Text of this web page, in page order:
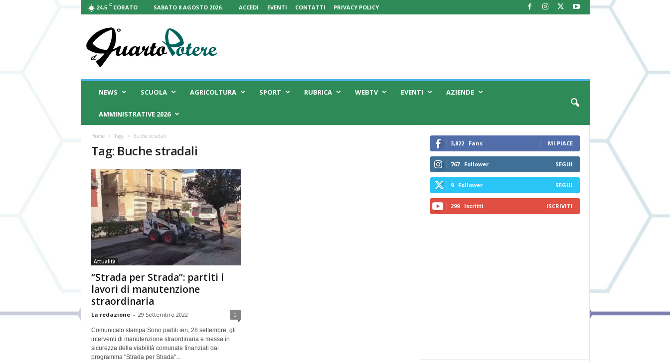
24.5 C CORATO SABATO 8 AGOSTO 2026. ACCEDI EVENTI CONTATTI PRIVACY POLICY
Q
NEWS SCUOLA AGRICOLTURA SPORT RUBRICA WEBTV EVENTI AZIENDE
AMMINISTRATIVE 2026
Home Tags Buche stradali
Tag: Buche stradali
Attualità
“Strada per Strada”: partiti i
lavori di manutenzione
straordinaria
La redazione - 29 Settembre 2022 0
Comunicato stampa Sono partiti ieri, 28 settembre, gli
interventi di manutenzione straordinaria e messa in
sicurezza della viabilità comunale finanziati dal
programma "Strada per Strada"...
3,822 Fans MI PIACE
767 Follower SEGUI
9 Follower SEGUI
299 Iscritti ISCRIVITI